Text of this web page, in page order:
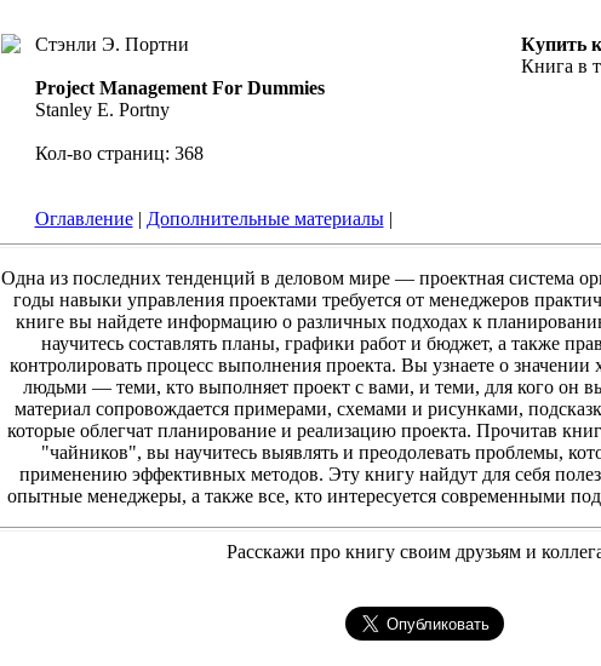
Стэнли Э. Портни
Project Management For Dummies
Stanley E. Portny
Кол-во страниц: 368
Оглавление| Дополнительные материалы|
Купить
Книга в
Одна из последних тенденций в деловом мире — проектная система
годы навыки управления проектами требуется от менеджеров
книге вы найдете информацию о различных подходах к
научитесь составлять планы, графики работ и бюджет, а также
контролировать процесс выполнения проекта. Вы узнаете о
людьми — теми, кто выполняет проект с вами, и теми, для кого он
материал сопровождается примерами, схемами и рисунками,
которые облегчат планирование и реализацию проекта. Прочитав
"чайников", вы научитесь выявлять и преодолевать проблемы,
применению эффективных методов. Эту книгу найдут для себя
опытные менеджеры, а также все, кто интересуется современными
Расскажи про книгу своим друзьям и